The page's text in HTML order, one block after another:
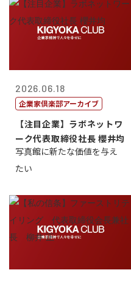
2026.06.18
企業家倶楽部アーカイブ
【注目企業】ラボネットワ
ーク代表取締役社長 櫻井均
写真館に新たな価値を与え
たい